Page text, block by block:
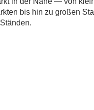
bis hin zu großen